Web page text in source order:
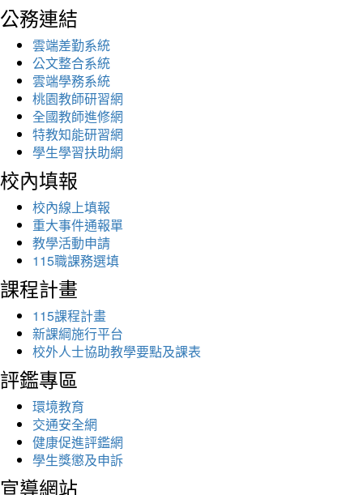
公務連結
雲端差勤系統
公文整合系統
雲端學務系統
桃園教師研習網
全國教師進修網
特教知能研習網
學生學習扶助網
校內填報
校內線上填報
重大事件通報單
教學活動申請
115職課務選填
課程計畫
115課程計畫
新課綱施行平台
校外人士協助教學要點及課表
評鑑專區
環境教育
交通安全網
健康促進評鑑網
學生獎懲及申訴
宣導網站